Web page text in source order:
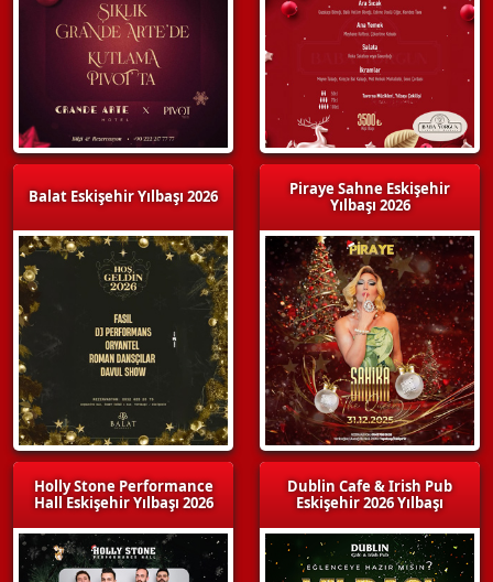
Balat Eskişehir Yılbaşı 2026
Holly Stone Performance
Hall Eskişehir Yılbaşı 2026
Piraye Sahne Eskişehir
Yılbaşı 2026
Dublin Cafe & Irish Pub
Eskişehir 2026 Yılbaşı